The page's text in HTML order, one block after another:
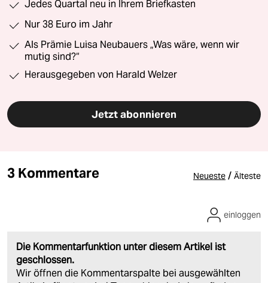
Jedes Quartal neu in Ihrem Briefkasten
Nur 38 Euro im Jahr
Als Prämie Luisa Neubauers „Was wäre, wenn wir
mutig sind?“
Herausgegeben von Harald Welzer
Jetzt abonnieren
3 Kommentare Neueste / Älteste
Die Kommentarfunktion unter diesem Artikel ist
geschlossen.
Wir öffnen die Kommentarspalte bei ausgewählten
einloggen